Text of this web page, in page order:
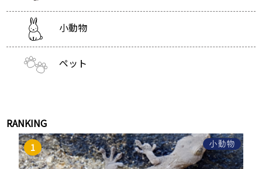
小動物
ペット
RANKING
小動物